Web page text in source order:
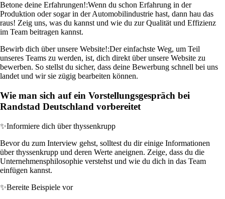
Betone deine Erfahrungen!:Wenn du schon Erfahrung in der
Produktion oder sogar in der Automobilindustrie hast, dann hau das
raus! Zeig uns, was du kannst und wie du zur Qualität und Effizienz
im Team beitragen kannst.
Bewirb dich über unsere Website!:Der einfachste Weg, um Teil
unseres Teams zu werden, ist, dich direkt über unsere Website zu
bewerben. So stellst du sicher, dass deine Bewerbung schnell bei uns
landet und wir sie zügig bearbeiten können.
Wie man sich auf ein Vorstellungsgespräch bei
Randstad Deutschland vorbereitet
✨Informiere dich über thyssenkrupp
Bevor du zum Interview gehst, solltest du dir einige Informationen
über thyssenkrupp und deren Werte aneignen. Zeige, dass du die
Unternehmensphilosophie verstehst und wie du dich in das Team
einfügen kannst.
✨Bereite Beispiele vor